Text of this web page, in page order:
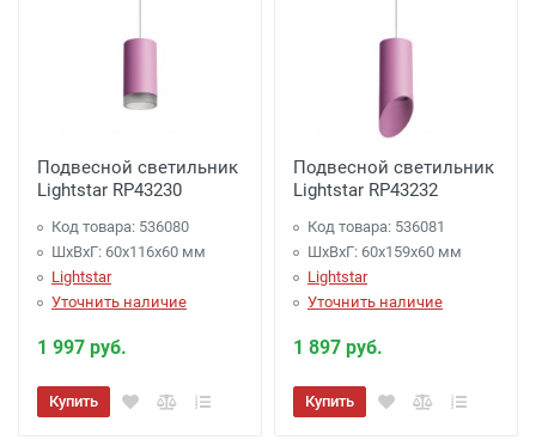
Подвесной светильник
Lightstar RP43230
Код товара: 536080
ШхВхГ: 60x116x60 мм
Lightstar
Уточнить наличие
1 997 руб.
Купить
Подвесной светильник
Lightstar RP43232
Код товара: 536081
ШхВхГ: 60x159x60 мм
Lightstar
Уточнить наличие
1 897 руб.
Купить